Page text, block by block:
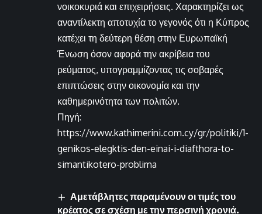
νοικοκυριά και επιχειρήσεις. Χαρακτηρίζει ως
αναντίλεκτη αποτυχία το γεγονός ότι η Κύπρος
κατέχει τη δεύτερη θέση στην Ευρωπαϊκή
Ένωση όσον αφορά την ακρίβεια του
ρεύματος, υπογραμμίζοντας τις σοβαρές
επιπτώσεις στην οικονομία και την
καθημερινότητα των πολιτών.
Πηγή:
https://www.kathimerini.com.cy/gr/politiki/1-
genikos-elegktis-den-einai-i-diafthora-to-
simantikotero-problima
Αμετάβλητες παραμένουν οι τιμές του
κρέατος σε σχέση με την περσινή χρονιά.